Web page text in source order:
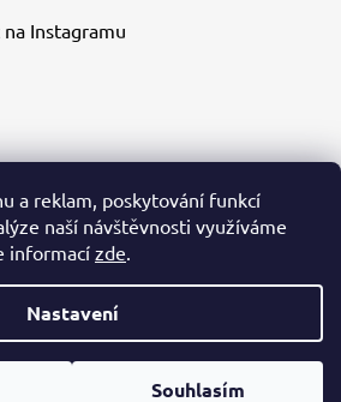
a reklam, poskytování funkcí
naší návštěvnosti využíváme
informací zde.
Nastavení
Souhlasím
Instagramu
Vytvořil Shoptet
s.r.o.. Všechna práva